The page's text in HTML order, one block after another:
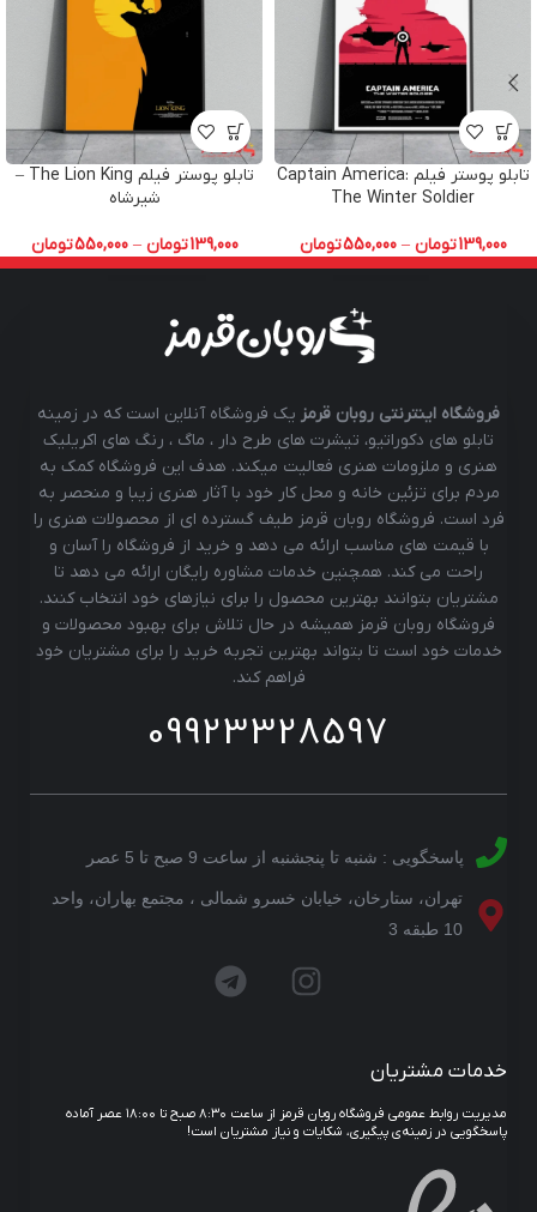
تابلو پوستر فیلم Captain America:
The Winter Soldier
139,000تومان –
550,000تومان
تابلو پوستر فیلم The Lion King –
شیرشاه
139,000تومان –
550,000تومان
فروشگاه اینترنتی روبان قرمز یک فروشگاه آنلاین است که در زمینه
تابلو های دکوراتیو، تیشرت های طرح دار ، ماگ ، رنگ های اکریلیک
هنری و ملزومات هنری فعالیت میکند. هدف این فروشگاه کمک به
مردم برای تزئین خانه و محل کار خود با آثار هنری زیبا و منحصر به
فرد است. فروشگاه روبان قرمز طیف گسترده ای از محصولات هنری را
با قیمت های مناسب ارائه می دهد و خرید از فروشگاه را آسان و
راحت می کند. همچنین خدمات مشاوره رایگان ارائه می دهد تا
مشتریان بتوانند بهترین محصول را برای نیازهای خود انتخاب کنند.
فروشگاه روبان قرمز همیشه در حال تلاش برای بهبود محصولات و
خدمات خود است تا بتواند بهترین تجربه خرید را برای مشتریان خود
فراهم کند.
09923328597
پاسخگویی : شنبه تا پنجشنبه از ساعت 9 صبح تا 5 عصر
تهران، ستارخان، خیابان خسرو شمالی ، مجتمع بهاران، واحد
10 طبقه 3
خدمات مشتریان
مدیریت روابط عمومی فروشگاه روبان قرمز از ساعت ۸:۳۰ صبح تا ۱۸:۰۰ عصر آماده
پاسخگویی در زمینه‌ی پیگیری، شکایات و نیاز مشتریان است!